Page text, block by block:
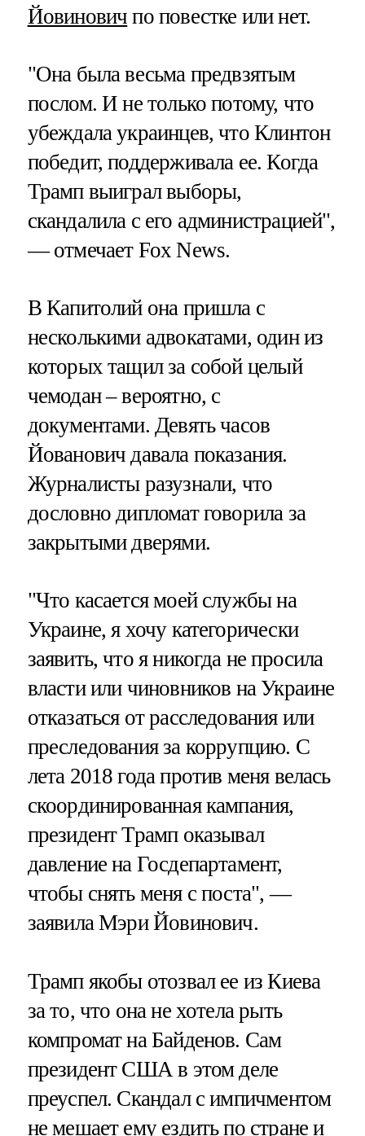
Йовинович по повестке или нет.
"Она была весьма предвзятым
послом. И не только потому, что
убеждала украинцев, что Клинтон
победит, поддерживала ее. Когда
Трамп выиграл выборы,
скандалила с его администрацией",
— отмечает Fox News.
В Капитолий она пришла с
несколькими адвокатами, один из
которых тащил за собой целый
чемодан – вероятно, с
документами. Девять часов
Йованович давала показания.
Журналисты разузнали, что
дословно дипломат говорила за
закрытыми дверями.
"Что касается моей службы на
Украине, я хочу категорически
заявить, что я никогда не просила
власти или чиновников на Украине
отказаться от расследования или
преследования за коррупцию. С
лета 2018 года против меня велась
скоординированная кампания,
президент Трамп оказывал
давление на Госдепартамент,
чтобы снять меня с поста", —
заявила Мэри Йовинович.
Трамп якобы отозвал ее из Киева
за то, что она не хотела рыть
компромат на Байденов. Сам
президент США в этом деле
преуспел. Скандал с импичментом
не мешает ему ездить по стране и